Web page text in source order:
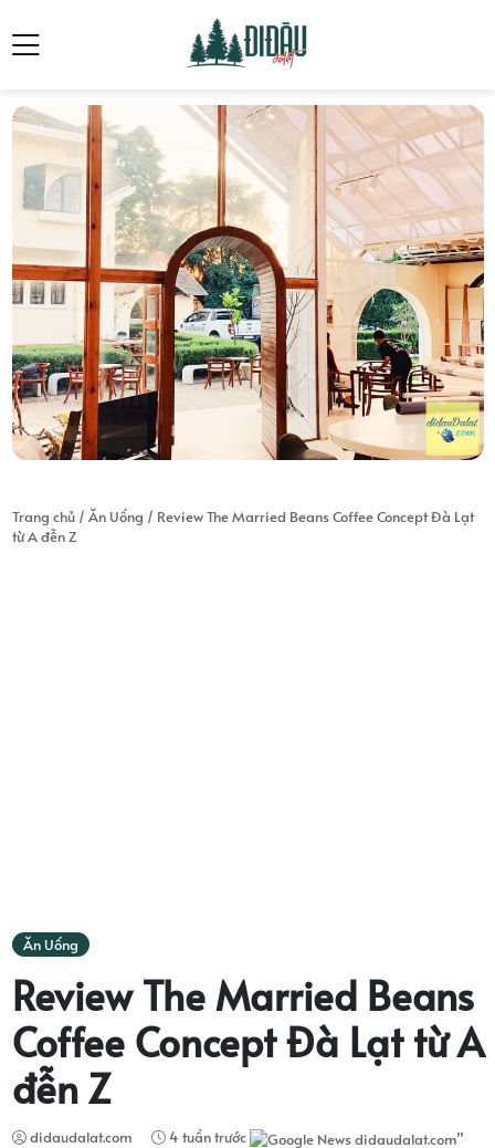
Trang chủ/ Ăn Uống / Review The Married Beans Coffee Concept Đà Lạt
từ A đễn Z
Ăn Uống
Review The Married Beans
Coffee Concept Đà Lạt từ A
đễn Z
didaudalat.com 4 tuần trước